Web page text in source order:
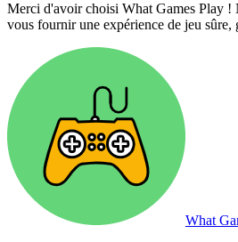
Merci d'avoir choisi What Games Play !
vous fournir une expérience de jeu sûre,
What